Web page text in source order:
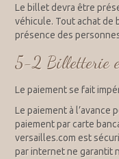
Le billet devra être
véhicule. Tout achat de
présence des
5-2 Billetterie
Le paiement se fait
Le paiement à l’avance
paiement par carte
versailles.com est
par internet ne garantit